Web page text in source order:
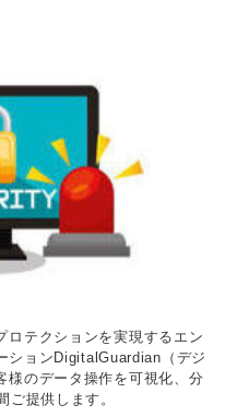
ロテクションを実現するエン
ションDigitalGuardian（デジ
様のデータ操作を可視化、分
ご提供します。